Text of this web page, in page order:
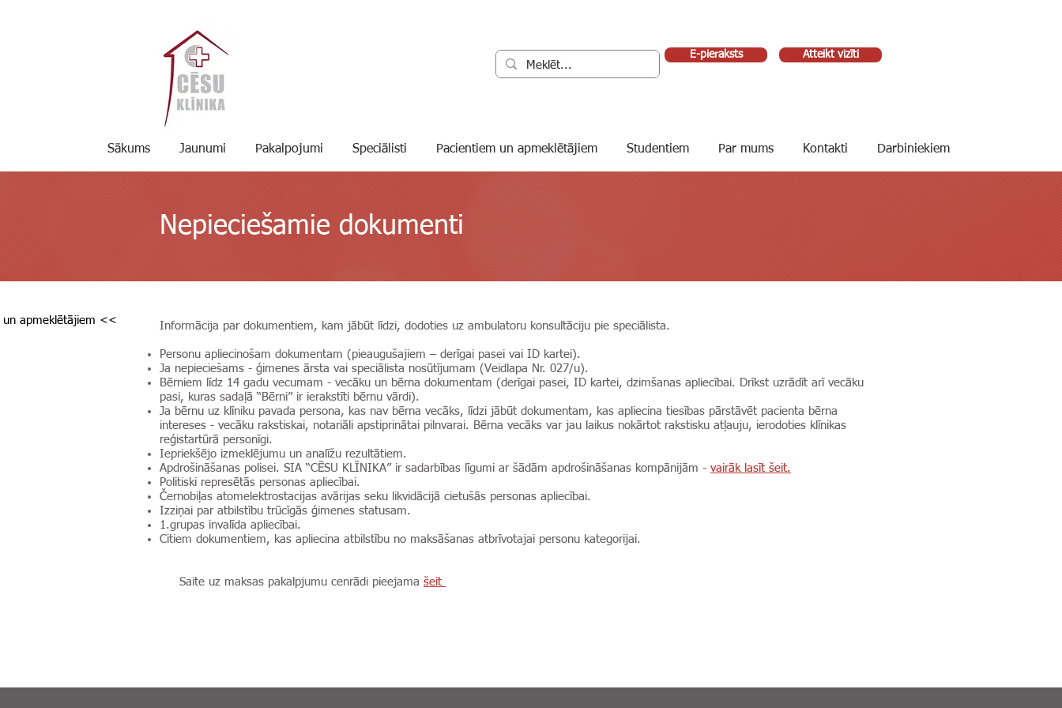
E-pieraksts Atteikt vizīti
Sākums Jaunumi Pakalpojumi Speciālisti Pacientiem un apmeklētājiem Studentiem Par mums Kontakti Darbiniekiem
Nepieciešamie dokumenti
un apmeklētājiem << Informācija par dokumentiem, kam jābūt līdzi, dodoties uz ambulatoru konsultāciju pie speciālista.
Personu apliecinošam dokumentam (pieaugušajiem – derīgai pasei vai ID kartei).
Ja nepieciešams - ģimenes ārsta vai speciālista nosūtījumam (Veidlapa Nr. 027/u).
Bērniem līdz 14 gadu vecumam - vecāku un bērna dokumentam (derīgai pasei, ID kartei, dzimšanas apliecībai. Drīkst uzrādīt arī vecāku
pasi, kuras sadaļā “Bērni” ir ierakstīti bērnu vārdi).
Ja bērnu uz klīniku pavada persona, kas nav bērna vecāks, līdzi jābūt dokumentam, kas apliecina tiesības pārstāvēt pacienta bērna
intereses - vecāku rakstiskai, notariāli apstiprinātai pilnvarai. Bērna vecāks var jau laikus nokārtot rakstisku atļauju, ierodoties klīnikas
reģistartūrā personīgi.
Iepriekšējo izmeklējumu un analīžu rezultātiem.
Apdrošināšanas polisei. SIA “CĒSU KLĪNIKA” ir sadarbības līgumi ar šādām apdrošināšanas kompānijām - vairāk lasīt šeit.
Politiski represētās personas apliecībai.
Černobiļas atomelektrostacijas avārijas seku likvidācijā cietušās personas apliecībai.
Izziņai par atbilstību trūcīgās ģimenes statusam.
1.grupas invalīda apliecībai.
Citiem dokumentiem, kas apliecina atbilstību no maksāšanas atbrīvotajai personu kategorijai.
Saite uz maksas pakalpjumu cenrādi pieejama šeit